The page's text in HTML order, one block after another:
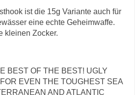
ist die 15g Variante auch für
eine echte Geheimwaffe.
kleinen Zocker.
BEST OF THE BEST! UGLY
EVEN THE TOUGHEST SEA
AND ATLANTIC